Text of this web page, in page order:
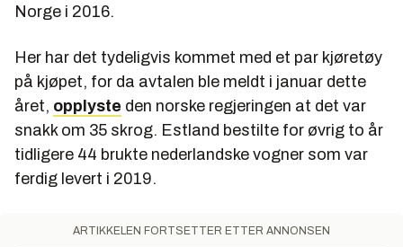
Norge i 2016.
Her har det tydeligvis kommet med et par kjøretøy
på kjøpet, for da avtalen ble meldt i januar dette
året, opplyste den norske regjeringen at det var
snakk om 35 skrog. Estland bestilte for øvrig to år
tidligere 44 brukte nederlandske vogner som var
ferdig levert i 2019.
ARTIKKELEN FORTSETTER ETTER ANNONSEN